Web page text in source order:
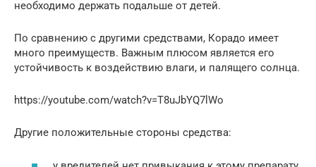
необходимо держать подальше от детей.
По сравнению с другими средствами, Корадо имеет
много преимуществ. Важным плюсом является его
устойчивость к воздействию влаги, и палящего солнца.
https://youtube.com/watch?v=T8uJbYQ7lWo
Другие положительные стороны средства: